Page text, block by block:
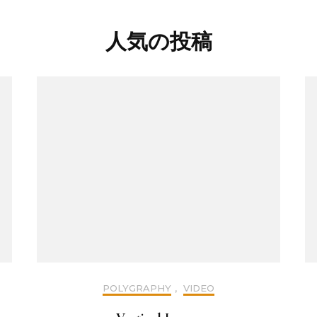
人気の投稿
POLYGRAPHY , VIDEO